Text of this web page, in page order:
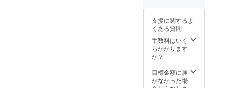
掃除は
お控え
下さ
い。 ※
耳垢を
取るの
り、通
常の施
ずっと
残りま
すので
影響力
は大き
いもの
撮影は
2020年
くまで
で出来
る簡単
な耳掃
除とな
所は銀
座店内
支援に関するよ
くある質問
手数料はいく
らかかります
か？
目標金額に届
かなかった場